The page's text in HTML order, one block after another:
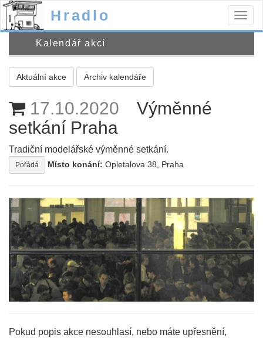
Hradlo
Kalendář akcí
Aktuální akce Archiv kalendáře
17.10.2020
Výměnné
setkání Praha
Tradiční modelářské výměnné setkání.
Pořádá Místo konání: Opletalova 38, Praha
Pokud popis akce nesouhlasí, nebo máte upřesnění,